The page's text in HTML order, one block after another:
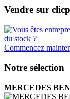
Vendre sur
Commencez
Notre sélection
MERCEDES